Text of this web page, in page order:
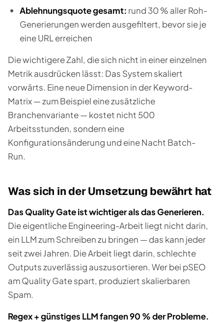
Ablehnungsquote gesamt: rund 30 % aller Roh-
Generierungen werden ausgefiltert, bevor sie je
eine URL erreichen
Die wichtigere Zahl, die sich nicht in einer einzelnen
Metrik ausdrücken lässt: Das Systemskaliert
vorwärts. Eine neue Dimension in der Keyword-
Matrix — zum Beispiel eine zusätzliche
Branchenvariante — kostet nicht 500
Arbeitsstunden, sondern eine
Konfigurationsänderung und eine Nacht Batch-
Run.
Was sich in der Umsetzung bewährt hat
Das Quality Gate ist wichtiger als das Generieren.
Die eigentliche Engineering-Arbeit liegt nicht darin,
ein LLM zum Schreiben zu bringen — das kann jeder
seit zwei Jahren. Die Arbeit liegt darin, schlechte
Outputs zuverlässig auszusortieren. Wer bei pSEO
am Quality Gate spart, produziert skalierbaren
Spam.
Regex + günstiges LLM fangen 90 % der Probleme.